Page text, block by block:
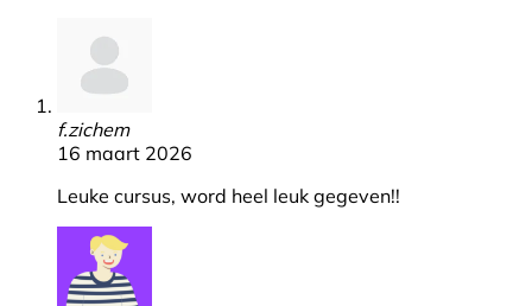
f.zichem
16 maart 2026
Leuke cursus, word heel leuk gegeven!!